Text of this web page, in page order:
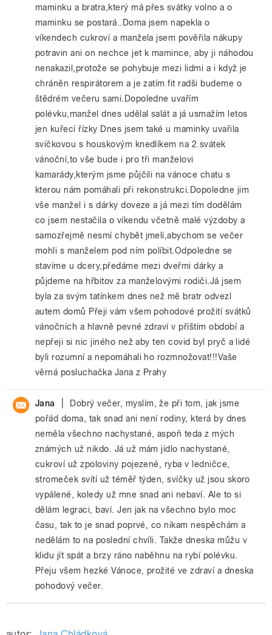
maminku a bratra,který má přes svátky volno a o
maminku se postará..Doma jsem napekla o
víkendech cukroví a manžela jsem pověřila nákupy
potravin ani on nechce jet k mamince, aby ji náhodou
nenakazil,protože se pohybuje mezi lidmi a i když je
chráněn respirátorem a je zatím fit radši budeme o
štědrém večeru sami.Dopoledne uvařím
polévku,manžel dnes udělal salát a já usmažím letos
jen kuřecí řízky Dnes jsem také u maminky uvařila
svíčkovou s houskovým knedlíkem na 2.svátek
vánoční,to vše bude i pro tři manželovi
kamarády,kterým jsme půjčili na vánoce chatu s
kterou nám pomáhali při rekonstrukci.Dopoledne jim
vše manžel i s dárky doveze a já mezi tím dodělám
co jsem nestačila o víkendu včetně malé výzdoby a
samozřejmě nesmí chybět jmelí,abychom se večer
mohli s manželem pod ním políbit.Odpoledne se
stavíme u dcery,předáme mezi dveřmi dárky a
půjdeme na hřbitov za manželovými rodiči.Já jsem
byla za svým tatínkem dnes než mě bratr odvezl
autem domů Přeji vám všem pohodové prožití svátků
vánočních a hlavně pevné zdraví v příštím období a
nepřeji si nic jiného než aby ten covid byl pryč a lidé
byli rozumní a nepomáhali ho rozmnožovat!!!Vaše
věrná posluchačka Jana z Prahy
Jana
Dobrý večer, myslím, že při tom, jak jsme
pořád doma, tak snad ani není rodiny, která by dnes
neměla všechno nachystané, aspoň teda z mých
známých už nikdo. Já už mám jídlo nachystané,
cukroví už zpoloviny pojezené, ryba v ledničce,
stromeček svítí už téměř týden, svíčky už jsou skoro
vypálené, koledy už mne snad ani nebaví. Ale to si
dělám legraci, baví. Jen jak na všechno bylo moc
času, tak to je snad poprvé, co nikam nespěchám a
nedělám to na poslední chvíli. Takže dneska můžu v
klidu jít spát a brzy ráno naběhnu na rybí polévku.
Přeju všem hezké Vánoce, prožité ve zdraví a dneska
pohodový večer.